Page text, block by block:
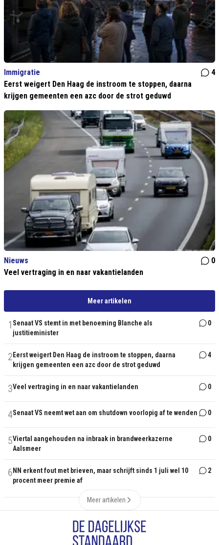
Immigratie
4
Eerst weigert Den Haag de instroom te stoppen, daarna
krijgen gemeenten een azc door de strot geduwd
Nieuws
0
Veel vertraging in en naar vakantielanden
Meer artikelen
1 Senaat VS stemt in met benoeming Blanche als
justitieminister
0
2 Eerst weigert Den Haag de instroom te stoppen, daarna
krijgen gemeenten een azc door de strot geduwd
4
3Veel vertraging in en naar vakantielanden 0
4Senaat VS neemt wet aan om shutdown voorlopig af te wenden 0
5Viertal aangehouden na inbraak in brandweerkazerne
Aalsmeer
0
6 NN erkent fout met brieven, maar schrijft sinds 1 juli wel 10
procent meer premie af
2
Meer artikelen